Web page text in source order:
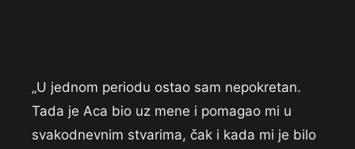
„U jednom periodu ostao sam nepokretan.
Tada je Aca bio uz mene i pomagao mi u
svakodnevnim stvarima, čak i kada mi je bilo